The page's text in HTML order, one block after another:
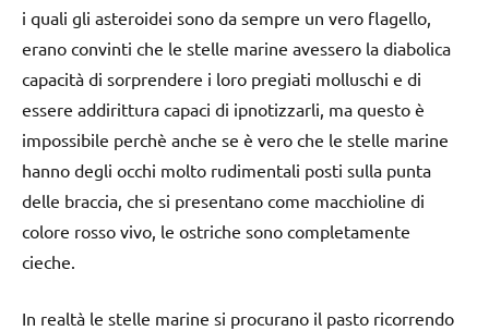
i quali gli asteroidei sono da sempre un vero flagello,
erano convinti che le stelle marine avessero la diabolica
capacità di sorprendere i loro pregiati molluschi e di
essere addirittura capaci di ipnotizzarli, ma questo è
impossibile perchè anche se è vero che le stelle marine
hanno degli occhi molto rudimentali posti sulla punta
delle braccia, che si presentano come macchioline di
colore rosso vivo, le ostriche sono completamente
cieche.
In realtà le stelle marine si procurano il pasto ricorrendo